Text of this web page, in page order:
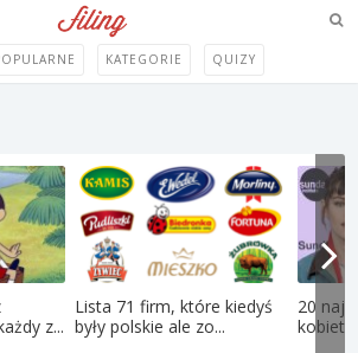
KATEGORIE QUIZY
z...
Lista 71 firm, które kiedyś
były polskie ale zo...
20
kobiet